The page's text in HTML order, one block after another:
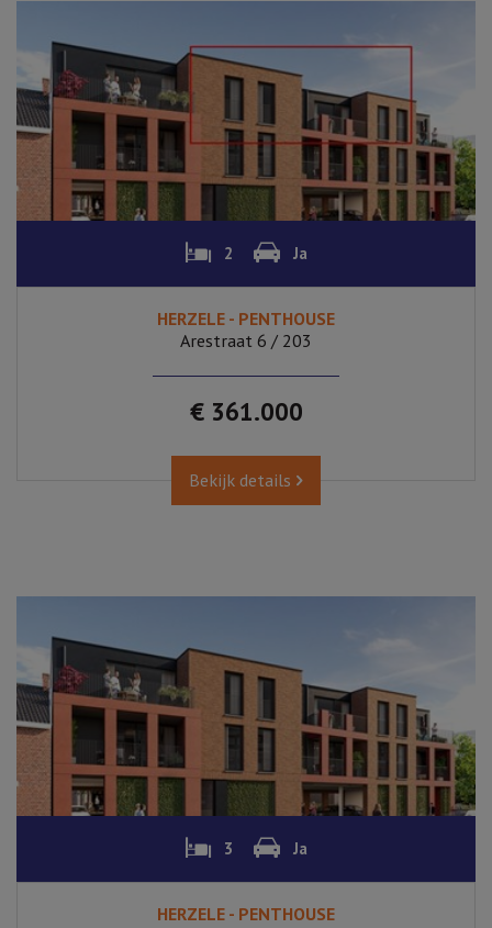
2 Ja
HERZELE - PENTHOUSE
Arestraat 6 / 203
€ 361.000
Bekijk details
3 Ja
HERZELE - PENTHOUSE